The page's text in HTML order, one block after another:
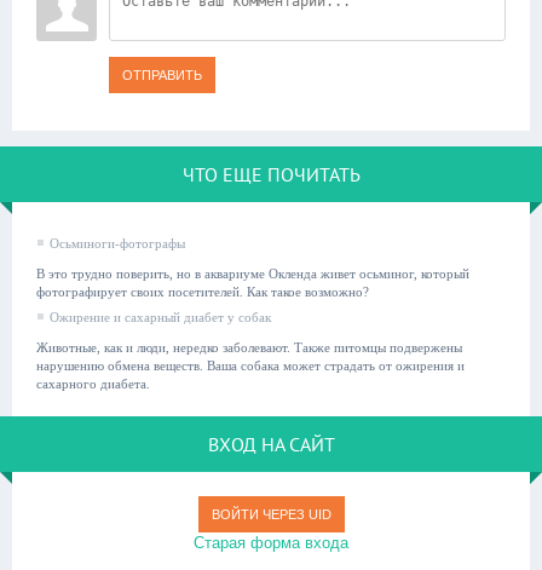
ОТПРАВИТЬ
ЧТО ЕЩЕ ПОЧИТАТЬ
Осьминоги-фотографы
В это трудно поверить, но в аквариуме Окленда живет осьминог, который
фотографирует своих посетителей. Как такое возможно?
Ожирение и сахарный диабет у собак
Животные, как и люди, нередко заболевают. Также питомцы подвержены
нарушению обмена веществ. Ваша собака может страдать от ожирения и
сахарного диабета.
ВХОД НА САЙТ
ВОЙТИ ЧЕРЕЗ UID
Старая форма входа